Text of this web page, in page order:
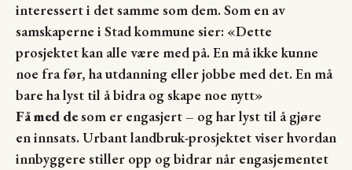
interessert i det samme som dem. Som en av
samskaperne i Stad kommune sier: «Dette
prosjektet kan alle være med på. En må ikke kunne
noe fra før, ha utdanning eller jobbe med det. En må
bare ha lyst til å bidra og skape noe nytt»
Få med desom er engasjert – og har lyst til å gjøre
en innsats. Urbant landbruk-prosjektet viser hvordan
innbyggere stiller opp og bidrar når engasjementet